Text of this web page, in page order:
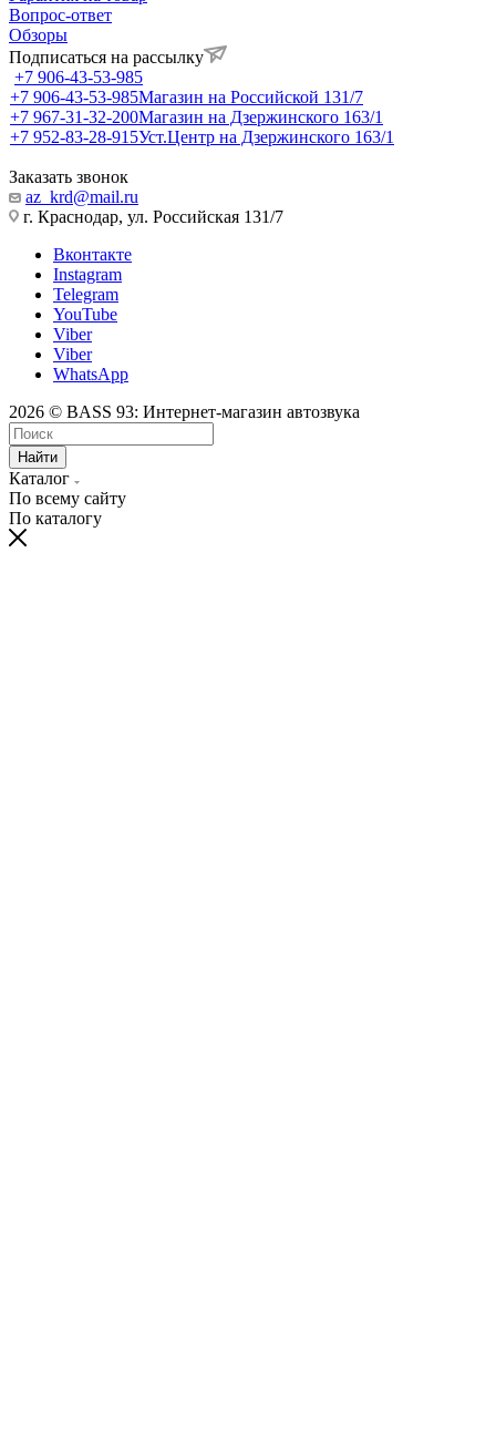
Вопрос-ответ
Обзоры
Подписаться на рассылку
+7 906-43-53-985
+7 906-43-53-985Магазин на Российской 131/7
+7 967-31-32-200Магазин на Дзержинского 163/1
+7 952-83-28-915Уст.Центр на Дзержинского 163/1
Заказать звонок
az_krd@mail.ru
г. Краснодар, ул. Российская 131/7
Вконтакте
Instagram
Telegram
YouTube
Viber
Viber
WhatsApp
2026 © BASS 93: Интернет-магазин автозвука
Найти
Каталог
По всему сайту
По каталогу